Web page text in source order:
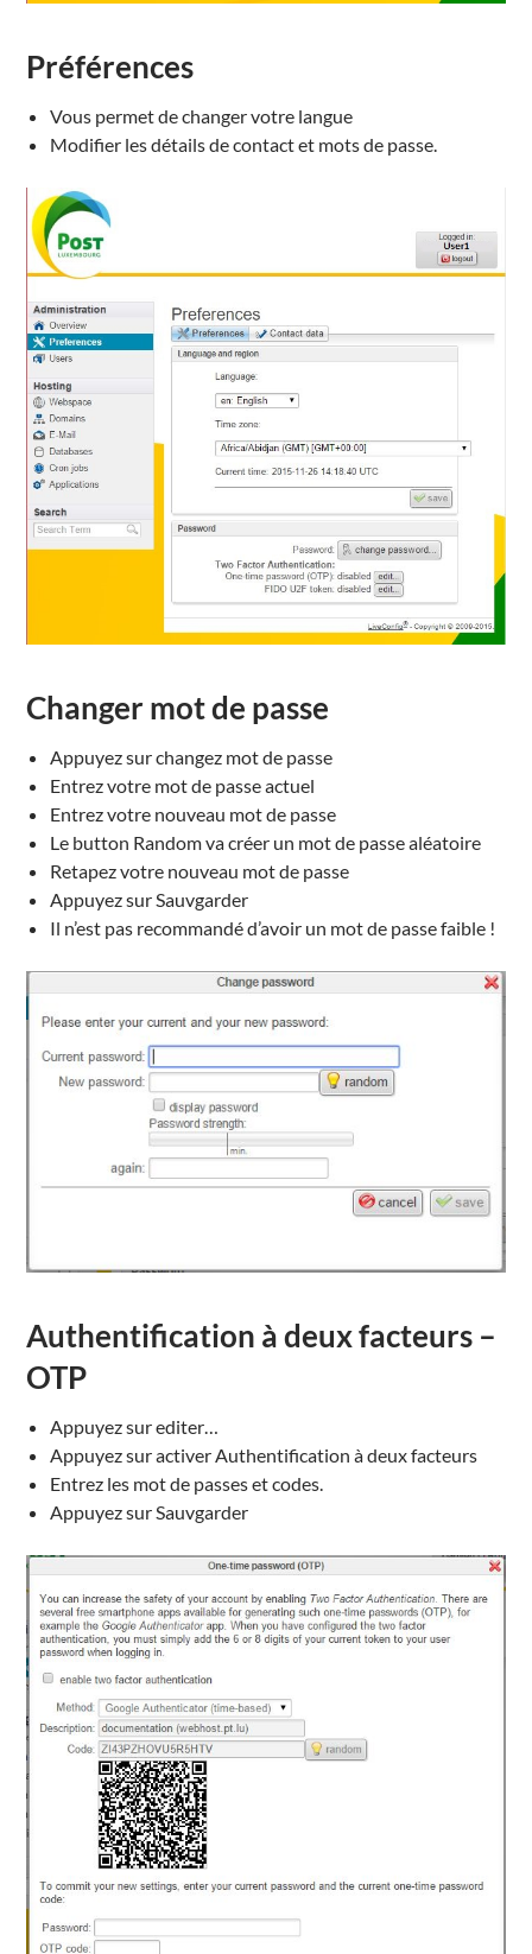
Préférences
Vous permet de changer votre langue
Modifier les détails de contact et mots de passe.
Changer mot de passe
Appuyez sur changez mot de passe
Entrez votre mot de passe actuel
Entrez votre nouveau mot de passe
Le button Random va créer un mot de passe aléatoire
Retapez votre nouveau mot de passe
Appuyez sur Sauvgarder
Il n’est pas recommandé d’avoir un mot de passe faible !
Authentification à deux facteurs –
OTP
Appuyez sur editer…
Appuyez sur activer Authentification à deux facteurs
Entrez les mot de passes et codes.
Appuyez sur Sauvgarder